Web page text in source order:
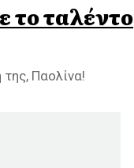
το ταλέντο
Παολίνα!